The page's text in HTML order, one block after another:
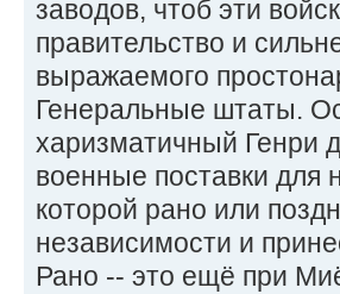
заводов, чтоб эти
правительство и
выражаемого
Генеральные штаты.
харизматичный Генри
военные поставки для
которой рано или
независимости и
Рано -- это ещё при